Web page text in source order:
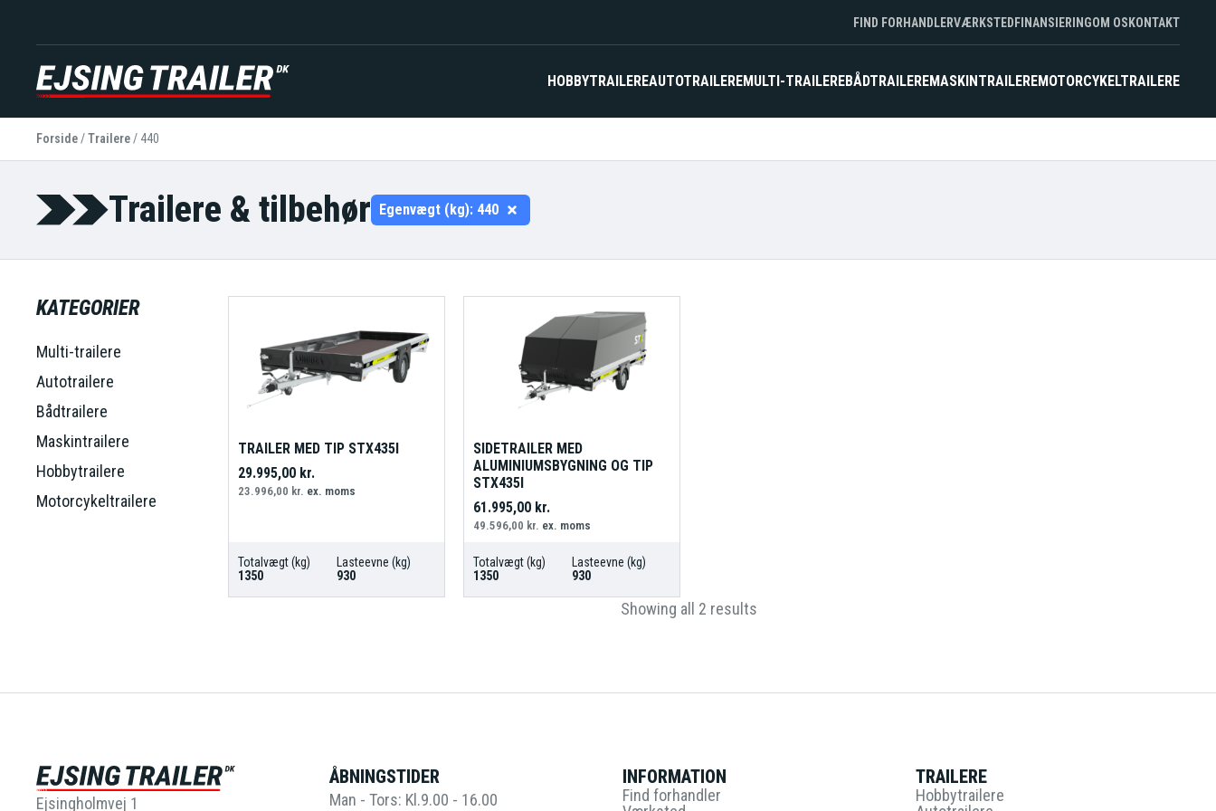
FIND FORHANDLERVÆRKSTEDFINANSIERINGOM OSKONTAKT
HOBBYTRAILEREAUTOTRAILEREMULTI-TRAILEREBÅDTRAILEREMASKINTRAILEREMOTORCYKELTRAILERE
Forside/Trailere/ 440
Trailere & tilbehør Egenvægt (kg): 440
KATEGORIER
Multi-trailere
Autotrailere
Bådtrailere
Maskintrailere
Hobbytrailere
Motorcykeltrailere
Showing all 2 results
TRAILER MED TIP STX435I
29.995,00 kr.
23.996,00 kr. ex. moms
Totalvægt (kg)
1350
Lasteevne (kg)
930
SIDETRAILER MED
ALUMINIUMSBYGNING OG TIP
STX435I
61.995,00 kr.
49.596,00 kr. ex. moms
Totalvægt (kg)
1350
Lasteevne (kg)
930
Ejsingholmvej 1
ÅBNINGSTIDER
Man - Tors: Kl.9.00 - 16.00
INFORMATION
Find forhandler
TRAILERE
Hobbytrailere